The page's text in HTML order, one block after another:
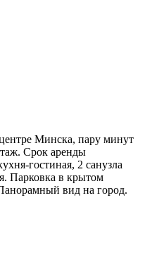
Минска, пару минут
Срок аренды
гостиная, 2 санузла
Парковка в крытом
вид на город.